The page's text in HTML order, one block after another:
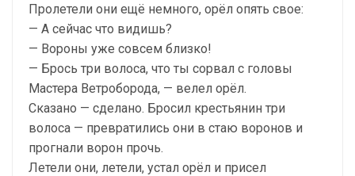
Пролетели они ещё немного, орёл опять свое:
— А сейчас что видишь?
— Вороны уже совсем близко!
— Брось три волоса, что ты сорвал с головы
Мастера Ветроборода, — велел орёл.
Сказано — сделано. Бросил крестьянин три
волоса — превратились они в стаю воронов и
прогнали ворон прочь.
Летели они, летели, устал орёл и присел